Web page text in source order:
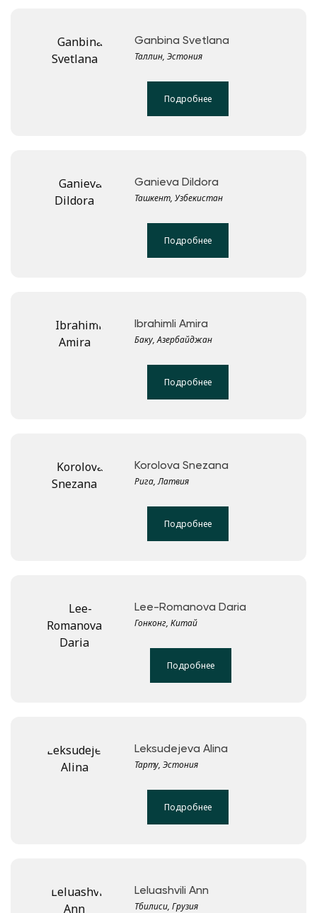
Ganbina Svetlana
Таллин, Эстония
Подробнее
Ganieva Dildora
Ташкент, Узбекистан
Подробнее
Ibrahimli Amira
Баку, Азербайджан
Подробнее
Korolova Snezana
Рига, Латвия
Подробнее
Lee-Romanova Daria
Гонконг, Китай
Подробнее
Leksudejeva Alina
Тарту, Эстония
Подробнее
Leluashvili Ann
Тбилиси, Грузия